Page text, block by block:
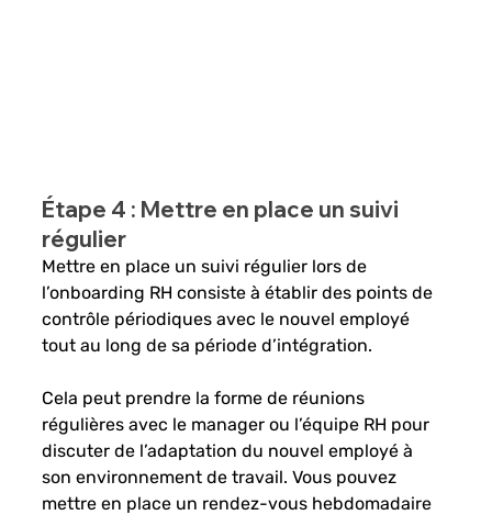
Étape 4 : Mettre en place un suivi
régulier
Mettre en place un suivi régulier lors de
l’onboarding RH consiste à établir des points de
contrôle périodiques avec le nouvel employé
tout au long de sa période d’intégration.
Cela peut prendre la forme de réunions
régulières avec le manager ou l’équipe RH pour
discuter de l’adaptation du nouvel employé à
son environnement de travail. Vous pouvez
mettre en place un rendez-vous hebdomadaire